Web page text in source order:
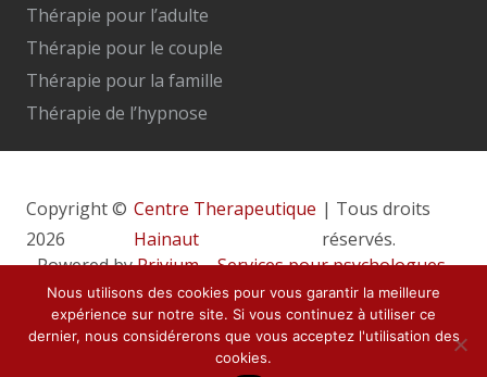
Thérapie pour l’adulte
Thérapie pour le couple
Thérapie pour la famille
Thérapie de l’hypnose
Copyright ©
2026
Centre Therapeutique
Hainaut
| Tous droits
réservés.
Powered byPrivium – Services pour psychologues,
psychothérapeutes et hypnothérapeutes.
RGPD – Politique de Protection de la Vie Privée
Nous utilisons des cookies pour vous garantir la meilleure
expérience sur notre site. Si vous continuez à utiliser ce
dernier, nous considérerons que vous acceptez l'utilisation des
cookies.